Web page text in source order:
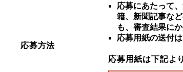
応募方法
応募にあたって
籍、新聞記事な
も、審査結果に
応募用紙の送付
応募用紙は下記よ